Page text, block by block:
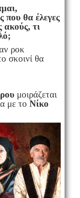
που θα έλεγες
ακούς, τι
ροκ
σκοινί θα
μοιράζεται
με το Νίκο